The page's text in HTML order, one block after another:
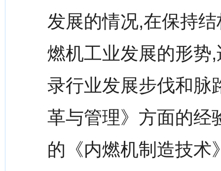
发展的情况,在保持
燃机工业发展的形势
录行业发展步伐和脉
革与管理》方面的经
的《内燃机制造技术